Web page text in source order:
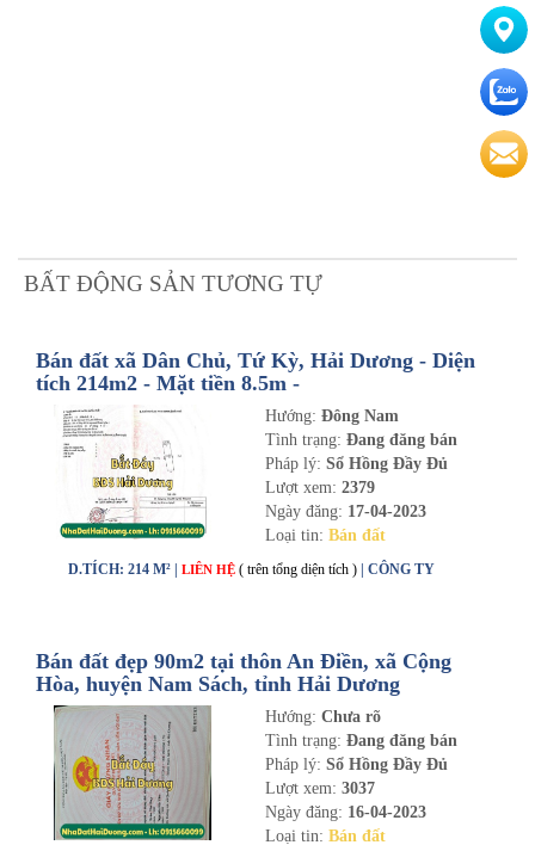
BẤT ĐỘNG SẢN TƯƠNG TỰ
Bán đất xã Dân Chủ, Tứ Kỳ, Hải Dương - Diện
tích 214m2 - Mặt tiền 8.5m -
nhadathaiduong.com
Hướng: Đông Nam
Tình trạng: Đang đăng bán
Pháp lý: Sổ Hồng Đầy Đủ
Lượt xem: 2379
Ngày đăng: 17-04-2023
Loại tin: Bán đất
D.TÍCH: 214 M² | LIÊN HỆ ( trên tổng diện tích ) | CÔNG TY
Bán đất đẹp 90m2 tại thôn An Điền, xã Cộng
Hòa, huyện Nam Sách, tỉnh Hải Dương
Hướng: Chưa rõ
Tình trạng: Đang đăng bán
Pháp lý: Sổ Hồng Đầy Đủ
Lượt xem: 3037
Ngày đăng: 16-04-2023
Loại tin: Bán đất